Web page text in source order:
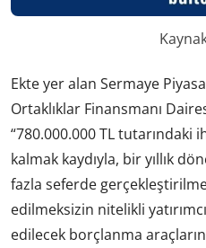
Ekte yer alan Sermaye
Ortaklıklar Finansmanı
“780.000.000 TL tutarındaki
kalmak kaydıyla, bir yıllık
fazla seferde
edilmeksizin nitelikli
edilecek borçlanma